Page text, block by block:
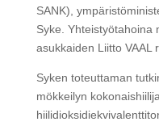
SANK),
Syke. Yhteistyötahoina
asukkaiden Liitto VAAL
Syken toteuttaman
mökkeilyn